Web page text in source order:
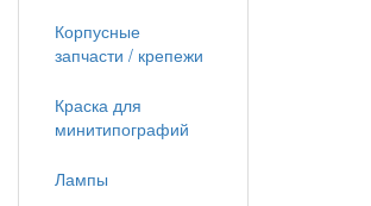
Корпусные
запчасти / крепежи
Краска для
минитипографий
Лампы